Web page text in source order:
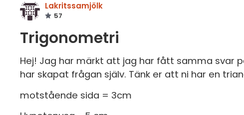
Lakritssamjölk
57
Trigonometri
Hej! Jag har märkt att jag har fått samma svar
har skapat frågan själv. Tänk er att ni har en
motstående sida = 3cm